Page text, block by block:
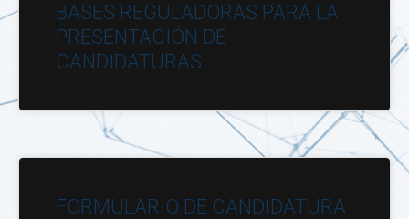
BASES REGULADORAS PARA LA
PRESENTACIÓN DE
CANDIDATURAS
FORMULARIO DE CANDIDATURA